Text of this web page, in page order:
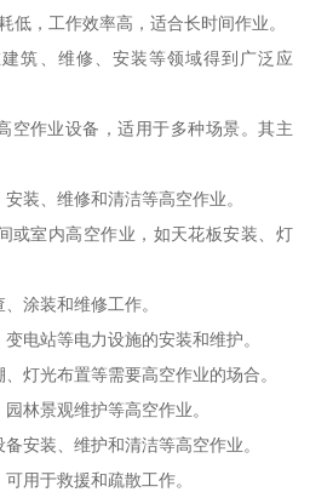
低，工作效率高，适合长时间作业。
筑、维修、安装等领域得到广泛应
空作业设备，适用于多种场景。其主
装、维修和清洁等高空作业。
或室内高空作业，如天花板安装、灯
涂装和维修工作。
电站等电力设施的安装和维护。
灯光布置等需要高空作业的场合。
林景观维护等高空作业。
安装、维护和清洁等高空作业。
用于救援和疏散工作。